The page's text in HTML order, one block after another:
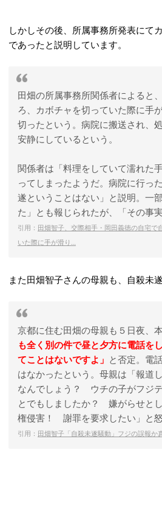
しかしその後、所属事務所発表にて
であったと説明しています。
田畑の所属事務所関係者によると
ろ、カボチャを切っていた際に手
切ったという。病院に搬送され、
安静にしているという。
関係者は「料理をしていて濡れた
ってしまったようだ。病院に行っ
遂ということはない」と説明。一
た」とも報じられたが、「その事
引用： 田畑智子、交際相手・岡田義徳の自宅
いた際に手が滑り…
また田畑智子さんの母親も、自殺未
京都に住む田畑の母親も５日夜、
も全く別の件で昼と夕方に電話を
てことはないですよ」 と否定。電
はなかったという。母親は「報道
なんでしょう？ ウチの子がフジ
とでもしましたか？ 嫌がらせと
権侵害！ 謝罪を要求したい」と怒
引用： 田畑智子「自殺未遂騒動」フジの誤報か